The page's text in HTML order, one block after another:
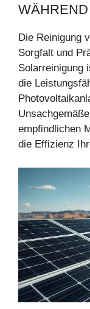
Die Reinigung
Sorgfalt und
Solarreinigung
die
empfindlichen
die Effizienz